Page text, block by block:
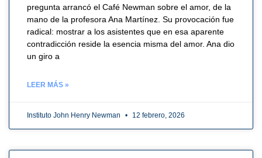
pregunta arrancó el Café Newman sobre el amor, de la
mano de la profesora Ana Martínez. Su provocación fue
radical: mostrar a los asistentes que en esa aparente
contradicción reside la esencia misma del amor. Ana dio
un giro a
LEER MÁS »
Instituto John Henry Newman 12 febrero, 2026